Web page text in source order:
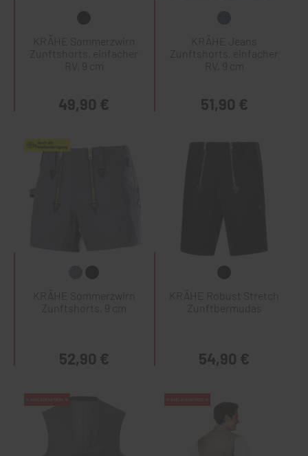
KRÄHE Sommerzwirn
Zunftshorts, einfacher
RV, 9 cm
49,90 €
KRÄHE Jeans
Zunftshorts, einfacher
RV, 9 cm
51,90 €
KRÄHE Sommerzwirn
Zunftshorts, 9 cm
52,90 €
KRÄHE Robust Stretch
Zunftbermudas
54,90 €